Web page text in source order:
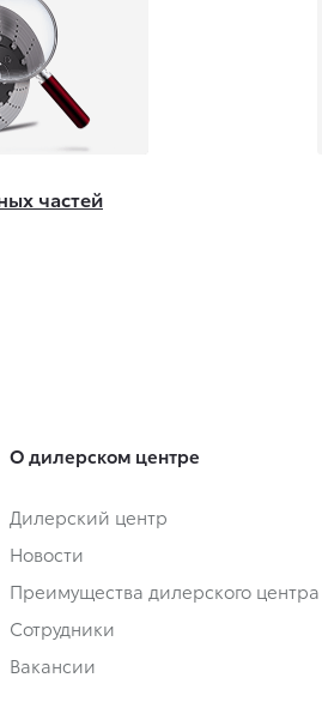
частей
О дилерском центре
Дилерский центр
Новости
Преимущества дилерского центра
Сотрудники
Вакансии